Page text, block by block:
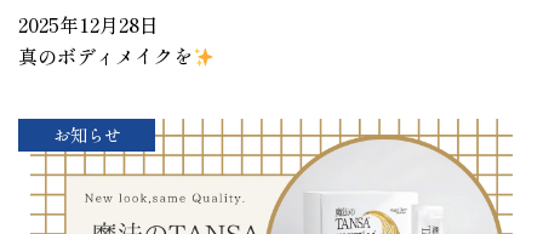
2025年12月28日
真のボディメイクを
お知らせ